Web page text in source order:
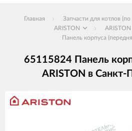
Главная
Запчасти для котлов
ARISTON
ARISTON
Панель корпуса
65115824 Панель
ARISTON в Санкт-
Изображения